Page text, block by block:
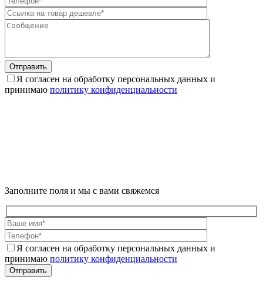
Отправить
Я согласен на обработку персональных данных и
принимаю политику конфиденциальности
Заполните поля и мы с вами свяжемся
Я согласен на обработку персональных данных и
принимаю политику конфиденциальности
Отправить